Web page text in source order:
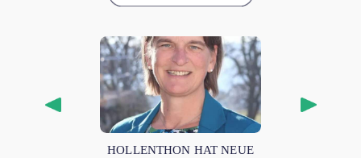
HOLLENTHON HAT NEUE